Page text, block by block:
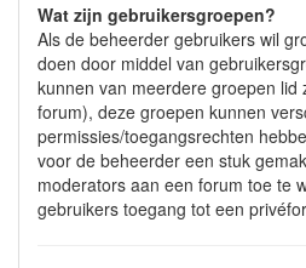
Wat zijn gebruikersgroepen?
Als de beheerder gebruikers wil
doen door middel van
kunnen van meerdere groepen lid
forum), deze groepen kunnen
permissies/toegangsrechten
voor de beheerder een stuk
moderators aan een forum toe te
gebruikers toegang tot een